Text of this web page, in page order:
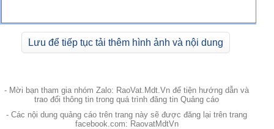
Lưu để tiếp tục tải thêm hình ảnh và nội dung
- Mời bạn tham gia nhóm Zalo: RaoVat.Mdt.Vn để tiện hướng dẫn và
trao đổi thông tin trong quá trình đăng tin Quảng cáo
- Các nội dung quảng cáo trên trang này sẽ được đăng lại trên trang
facebook.com: RaovatMdtVn